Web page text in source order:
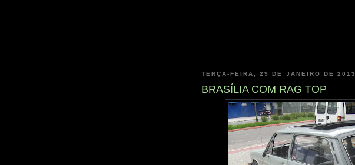
TERÇA-FEIRA, 29 DE JANEIRO DE 2013
BRASÍLIA COM RAG TOP